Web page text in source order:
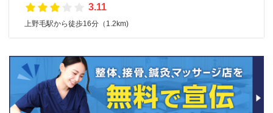
3.11
上野毛駅から徒歩16分（1.2km)